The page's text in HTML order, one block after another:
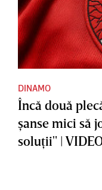
DINAMO
Încă două
şanse mici să
soluţii" |